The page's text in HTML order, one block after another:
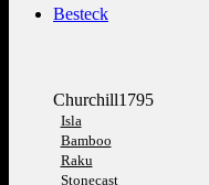
Besteck
Churchill1795
Isla
Bamboo
Raku
Stonecast